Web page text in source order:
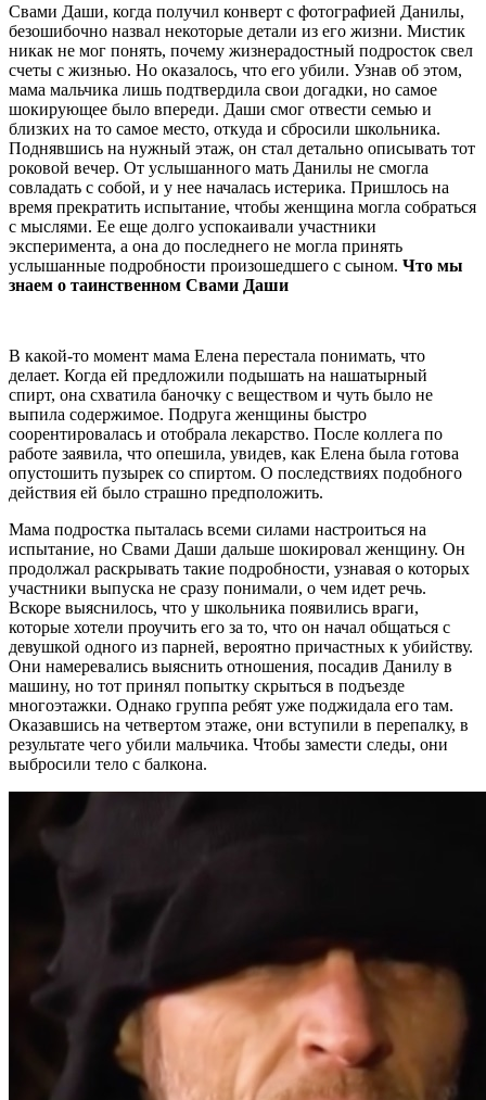
Свами Даши, когда получил конверт с фотографией Данилы,
безошибочно назвал некоторые детали из его жизни. Мистик
никак не мог понять, почему жизнерадостный подросток свел
счеты с жизнью. Но оказалось, что его убили. Узнав об этом,
мама мальчика лишь подтвердила свои догадки, но самое
шокирующее было впереди. Даши смог отвести семью и
близких на то самое место, откуда и сбросили школьника.
Поднявшись на нужный этаж, он стал детально описывать тот
роковой вечер. От услышанного мать Данилы не смогла
совладать с собой, и у нее началась истерика. Пришлось на
время прекратить испытание, чтобы женщина могла собраться
с мыслями. Ее еще долго успокаивали участники
эксперимента, а она до последнего не могла принять
услышанные подробности произошедшего с сыном. Что мы
знаем о таинственном Свами Даши
В какой-то момент мама Елена перестала понимать, что
делает. Когда ей предложили подышать на нашатырный
спирт, она схватила баночку с веществом и чуть было не
выпила содержимое. Подруга женщины быстро
соорентировалась и отобрала лекарство. После коллега по
работе заявила, что опешила, увидев, как Елена была готова
опустошить пузырек со спиртом. О последствиях подобного
действия ей было страшно предположить.
Мама подростка пыталась всеми силами настроиться на
испытание, но Свами Даши дальше шокировал женщину. Он
продолжал раскрывать такие подробности, узнавая о которых
участники выпуска не сразу понимали, о чем идет речь.
Вскоре выяснилось, что у школьника появились враги,
которые хотели проучить его за то, что он начал общаться с
девушкой одного из парней, вероятно причастных к убийству.
Они намеревались выяснить отношения, посадив Данилу в
машину, но тот принял попытку скрыться в подъезде
многоэтажки. Однако группа ребят уже поджидала его там.
Оказавшись на четвертом этаже, они вступили в перепалку, в
результате чего убили мальчика. Чтобы замести следы, они
выбросили тело с балкона.